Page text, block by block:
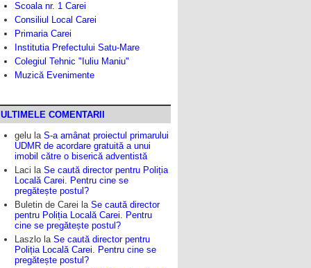
Scoala nr. 1 Carei
Consiliul Local Carei
Primaria Carei
Institutia Prefectului Satu-Mare
Colegiul Tehnic "Iuliu Maniu"
Muzică Evenimente
ULTIMELE COMENTARII
gelu la S-a amânat proiectul primarului
UDMR de acordare gratuită a unui
imobil către o biserică adventistă
Laci la Se caută director pentru Poliția
Locală Carei. Pentru cine se
pregătește postul?
Buletin de Carei la Se caută director
pentru Poliția Locală Carei. Pentru
cine se pregătește postul?
Laszlo la Se caută director pentru
Poliția Locală Carei. Pentru cine se
pregătește postul?